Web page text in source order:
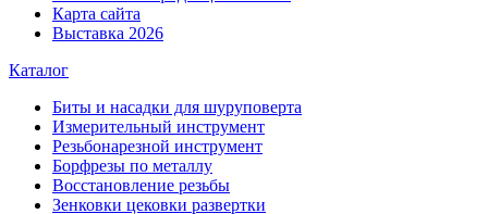
Карта сайта
Выставка 2026
Каталог
Биты и насадки для шуруповерта
Измерительный инструмент
Резьбонарезной инструмент
Борфрезы по металлу
Восстановление резьбы
Зенковки цековки развертки